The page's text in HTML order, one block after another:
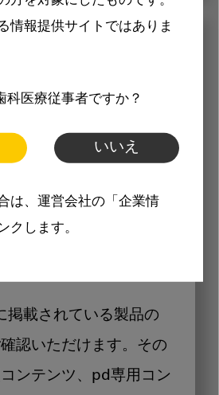
情報提供サイトではありま
科医療従事者ですか？
いいえ
は、運営会社の「企業情
クします。
に掲載されている
格も閲覧可能
掲載されている製品の
認いただけます。その
ンテンツ、pd専用コン